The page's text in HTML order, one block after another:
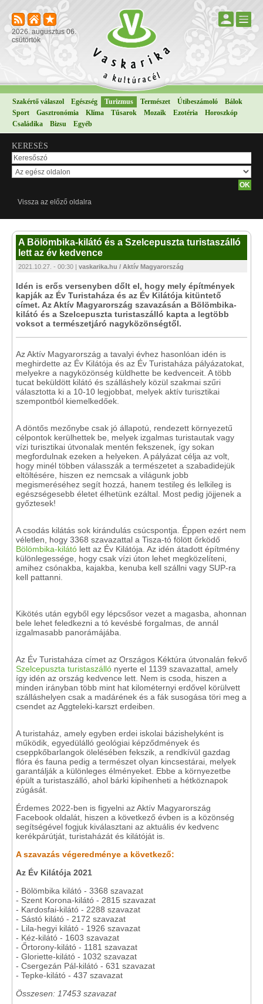
2026. augusztus 06.
csütörtök
Szakértő válaszol Egészség Turizmus Természet Útibeszámoló
Bálok
Sport
Gasztronómia Klíma Tűsarok Mozaik Ezotéria
Horoszkóp
Családika
Bizsu Egyéb
KERESÉS
Vissza az előző oldalra
A Bölömbika-kilátó és a Szelcepuszta turistaszálló
lett az év kedvence
2021.10.27. - 00:30 | vaskarika.hu / Aktív Magyarország
Idén is erős versenyben dőlt el, hogy mely építmények
kapják az Év Turistaháza és az Év Kilátója kitüntető
címet. Az Aktív Magyarország szavazásán a Bölömbika-
kilátó és a Szelcepuszta turistaszálló kapta a legtöbb
voksot a természetjáró nagyközönségtől.
Az Aktív Magyarország a tavalyi évhez hasonlóan idén is
meghirdette az Év Kilátója és az Év Turistaháza pályázatokat,
melyekre a nagyközönség küldhette be kedvenceit. A több
tucat beküldött kilátó és szálláshely közül szakmai szűri
választotta ki a 10-10 legjobbat, melyek aktív turisztikai
szempontból kiemelkedőek.
A döntős mezőnybe csak jó állapotú, rendezett környezetű
célpontok kerülhettek be, melyek izgalmas turistautak vagy
vízi turisztikai útvonalak mentén fekszenek, így sokan
megfordulnak ezeken a helyeken. A pályázat célja az volt,
hogy minél többen válasszák a természetet a szabadidejük
eltöltésére, hiszen ez nemcsak a világunk jobb
megismeréséhez segít hozzá, hanem testileg és lelkileg is
egészségesebb életet élhetünk ezáltal. Most pedig jöjjenek a
győztesek!
A csodás kilátás sok kirándulás csúcspontja. Éppen ezért nem
véletlen, hogy 3368 szavazattal a Tisza-tó fölött őrködő
Bölömbika-kilátó lett az Év Kilátója. Az idén átadott építmény
különlegessége, hogy csak vízi úton lehet megközelíteni,
amihez csónakba, kajakba, kenuba kell szállni vagy SUP-ra
kell pattanni.
Kikötés után egyből egy lépcsősor vezet a magasba, ahonnan
bele lehet feledkezni a tó kevésbé forgalmas, de annál
izgalmasabb panorámájába.
Az Év Turistaháza címet az Országos Kéktúra útvonalán fekvő
Szelcepuszta turistaszálló nyerte el 1139 szavazattal, amely
így idén az ország kedvence lett. Nem is csoda, hiszen a
minden irányban több mint hat kilométernyi erdővel körülvett
szálláshelyen csak a madárének és a fák susogása töri meg a
csendet az Aggteleki-karszt erdeiben.
A turistaház, amely egyben erdei iskolai bázishelyként is
működik, egyedülálló geológiai képződmények és
cseppkőbarlangok ölelésében fekszik, a rendkívül gazdag
flóra és fauna pedig a természet olyan kincsestárai, melyek
garantálják a különleges élményeket. Ebbe a környezetbe
épült a turistaszálló, ahol bárki kipihenheti a hétköznapok
zúgását.
Érdemes 2022-ben is figyelni az Aktív Magyarország
Facebook oldalát, hiszen a következő évben is a közönség
segítségével fogjuk kiválasztani az aktuális év kedvenc
kerékpárútját, turistaházát és kilátóját is.
A szavazás végeredménye a következő:
Az Év Kilátója 2021
- Bölömbika kilátó - 3368 szavazat
- Szent Korona-kilátó - 2815 szavazat
- Kardosfai-kilátó - 2288 szavazat
- Sástó kilátó - 2172 szavazat
- Lila-hegyi kilátó - 1926 szavazat
- Kéz-kilátó - 1603 szavazat
- Őrtorony-kilátó - 1181 szavazat
- Gloriette-kilátó - 1032 szavazat
- Csergezán Pál-kilátó - 631 szavazat
- Tepke-kilátó - 437 szavazat
Összesen: 17453 szavazat